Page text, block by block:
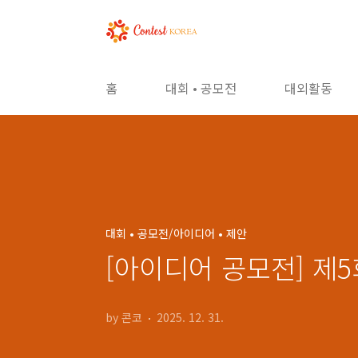
홈 대회 • 공모전 대외활동
대회 • 공모전/아이디어 • 제안
[아이디어 공모전] 제
by 콘코 2025. 12. 31.